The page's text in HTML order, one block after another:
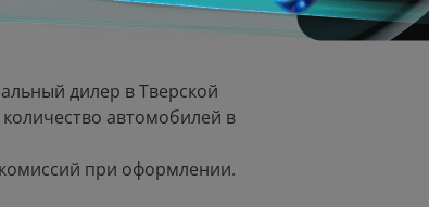
дилeр в Твeрской
автомобилей в
при оформлении.